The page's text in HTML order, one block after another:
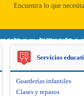
Encuentra lo que
Servicios
Guarderías infantiles
Clases y repasos